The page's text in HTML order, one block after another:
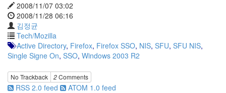
2008/11/07 03:02
2008/11/28 06:16
김정균
Tech/Mozilla
Active Directory, Firefox, Firefox SSO, NIS, SFU, SFU NIS,
Single Signe On, SSO, Windows 2003 R2
No Trackback 2Comments
RSS 2.0 feed ATOM 1.0 feed
Daweikala
AA
1.5V
Li-
ion
3800...
by
김